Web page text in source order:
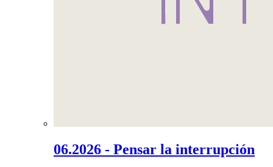
06.2026 - Pensar la interrupción